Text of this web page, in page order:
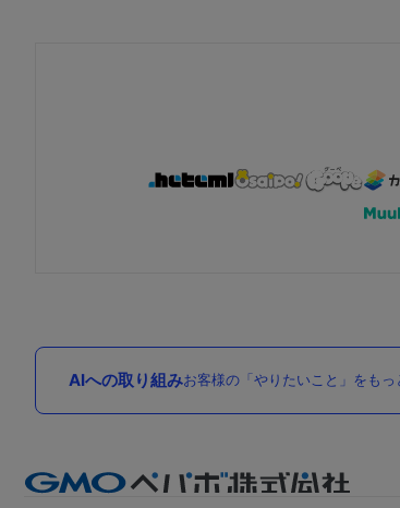
AIへの取り組みお客様の「やりたいこと」をも